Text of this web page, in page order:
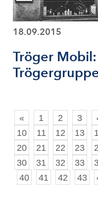
18.09.2015
Tröger
« 1 2 3
10
11 12 13
20
21 22 23
30
31 32 33
40
41 42 43